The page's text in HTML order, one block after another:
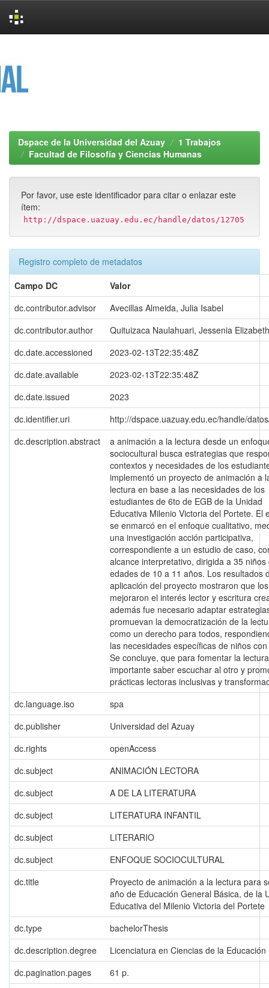
Dspace de la Universidad del Azuay
1 Trabajos
Facultad de Filosofía y Ciencias Humanas
Por favor, use este identificador para citar o enlazar este
ítem:
http://dspace.uazuay.edu.ec/handle/datos/12705
Registro completo de metadatos
Campo DC
Valor
dc.contributor.advisor
Avecillas Almeida, Julia Isabel
dc.contributor.author
Quituizaca Naulahuari, Jessenia Elizabeth
dc.date.accessioned
2023-02-13T22:35:48Z
dc.date.available
2023-02-13T22:35:48Z
dc.date.issued
2023
dc.identifier.uri
http://dspace.uazuay.edu.ec/handle/
dc.description.abstract
a animación a la lectura desde un
sociocultural busca estrategias que
contextos y necesidades de los
implementó un proyecto de animación a
lectura en base a las necesidades de los
estudiantes de 6to de EGB de la Unidad
Educativa Milenio Victoria del Portete. El
se enmarcó en el enfoque cualitativo,
una investigación acción participativa,
correspondiente a un estudio de caso,
alcance interpretativo, dirigida a 35 niños
edades de 10 a 11 años. Los resultados
aplicación del proyecto mostraron que
mejoraron el interés lector y escritura
además fue necesario adaptar
promuevan la democratización de la
como un derecho para todos,
las necesidades específicas de niños con
Se concluye, que para fomentar la
importante saber escuchar al otro y
prácticas lectoras inclusivas y
dc.language.iso
spa
dc.publisher
Universidad del Azuay
dc.rights
openAccess
dc.subject
ANIMACIÓN LECTORA
dc.subject
A DE LA LITERATURA
dc.subject
LITERATURA INFANTIL
dc.subject
LITERARIO
dc.subject
ENFOQUE SOCIOCULTURAL
dc.title
Proyecto de animación a la lectura para
año de Educación General Básica, de la
Educativa del Milenio Victoria del Portete
dc.type
bachelorThesis
dc.description.degree
Licenciatura en Ciencias de la Educación
dc.pagination.pages
61 p.